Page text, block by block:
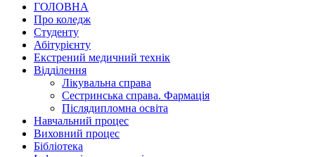
ГОЛОВНА
Про коледж
Студенту
Абітурієнту
Екстрений медичний технік
Відділення
Лікувальна справа
Сестринська справа. Фармація
Післядипломна освіта
Навчальний процес
Виховний процес
Бібліотека